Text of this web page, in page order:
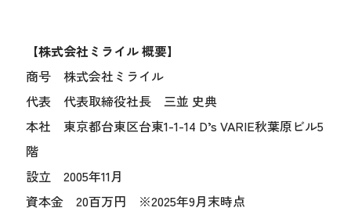
【株式会社ミライル 概要】
商号 株式会社ミライル
代表 代表取締役社長 三並 史典
本社 東京都台東区台東1-1-14 D’s VARIE秋葉原ビル5
階
設立 2005年11月
資本金 20百万円 ※2025年9月末時点